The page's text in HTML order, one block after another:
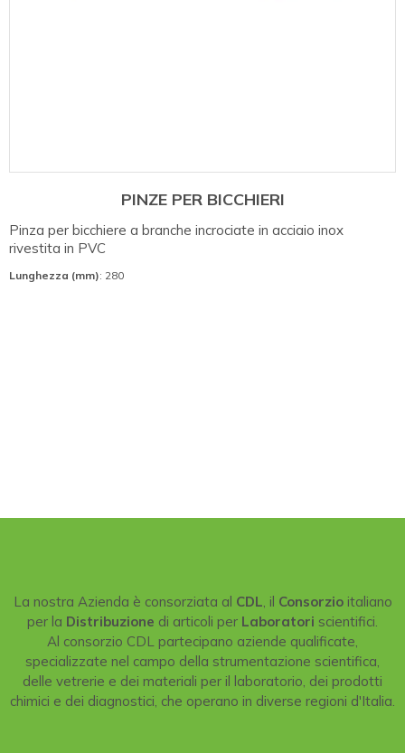
PINZE PER BICCHIERI
Pinza per bicchiere a branche incrociate in acciaio inox
rivestita in PVC
Lunghezza (mm): 280
La nostra Azienda è consorziata al CDL , il Consorzioitaliano
per la Distribuzione di articoli per Laboratori scientifici.
Al consorzio CDL partecipano aziende qualificate,
specializzate nel campo della strumentazione scientifica,
delle vetrerie e dei materiali per il laboratorio, dei prodotti
chimici e dei diagnostici, che operano in diverse regioni d'Italia.